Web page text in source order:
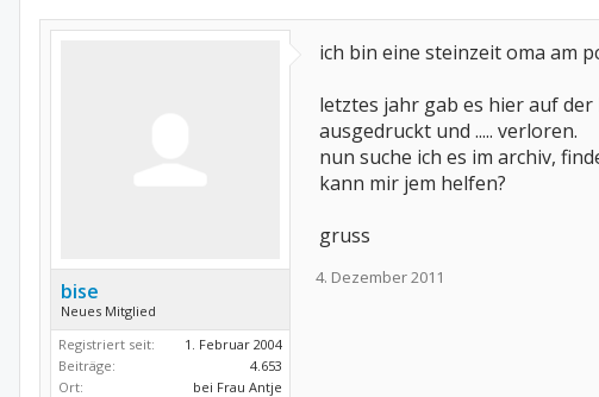
bise
Neues Mitglied
Registriert seit:
1. Februar 2004
Beiträge:
4.653
Ort:
bei Frau Antje
ich bin eine steinzeit oma am
letztes jahr gab es hier auf
ausgedruckt und ..... verloren.
nun suche ich es im archiv, finde
kann mir jem helfen?
gruss
4. Dezember 2011